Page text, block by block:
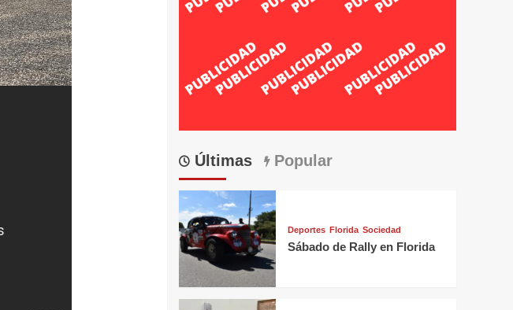
Últimas Popular
Deportes Florida Sociedad
Sábado de Rally en Florida